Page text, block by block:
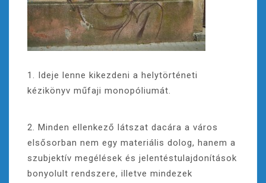
1. Ideje lenne kikezdeni a helytörténeti
kézikönyv műfaji monopóliumát.
2. Minden ellenkező látszat dacára a város
elsősorban nem egy materiális dolog, hanem a
szubjektív megélések és jelentéstulajdonítások
bonyolult rendszere, illetve mindezek